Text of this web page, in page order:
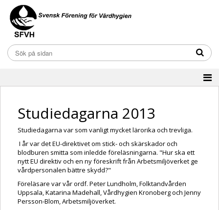
Studiedagarna 2013
Studiedagarna var som vanligt mycket lärorika och trevliga.
I år var det EU-direktivet om stick- och skärskador och
blodburen smitta som inledde föreläsningarna. "Hur ska ett
nytt EU direktiv och en ny föreskrift från Arbetsmiljöverket ge
vårdpersonalen bättre skydd?"
Föreläsare var vår ordf. Peter Lundholm, Folktandvården
Uppsala, Katarina Madehall, Vårdhygien Kronoberg och Jenny
Persson-Blom, Arbetsmiljöverket.